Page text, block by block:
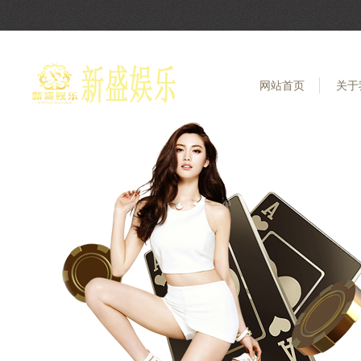
网站首页 关